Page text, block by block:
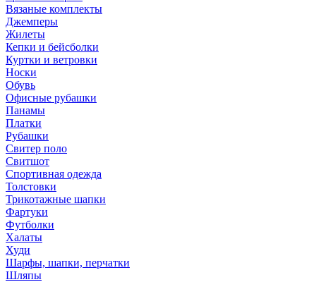
Вязаные комплекты
Джемперы
Жилеты
Кепки и бейсболки
Куртки и ветровки
Носки
Обувь
Офисные рубашки
Панамы
Платки
Рубашки
Свитер поло
Свитшот
Спортивная одежда
Толстовки
Трикотажные шапки
Фартуки
Футболки
Халаты
Худи
Шарфы, шапки, перчатки
Шляпы